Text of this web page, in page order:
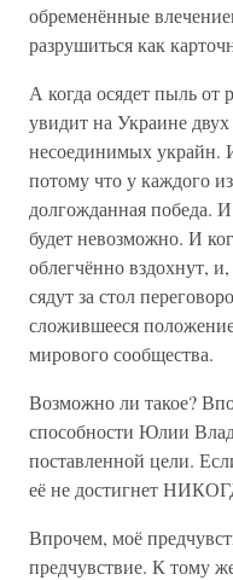
обременённые
разрушиться как
А когда осядет пыль от
увидит на Украине
несоединимых украйн.
потому что у каждого
долгожданная победа. И
будет невозможно. И
облегчённо вздохнут,
сядут за стол
сложившееся
мирового сообщества.
Возможно ли такое?
способности Юлии
поставленной цели.
её не достигнет
Впрочем, моё
предчувствие. К тому